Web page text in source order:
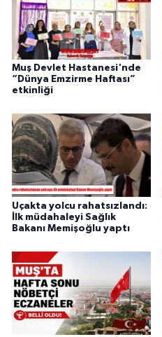
Muş Devlet Hastanesi'nde
“Dünya Emzirme Haftası”
etkinliği
Uçakta yolcu rahatsızlandı:
İlk müdahaleyi Sağlık
Bakanı Memişoğlu yaptı